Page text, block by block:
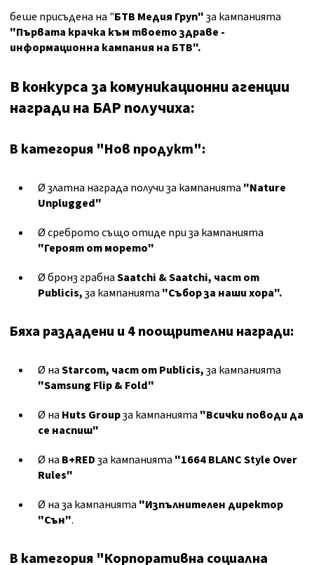
беше присъдена на "БТВ Медия Груп"за кампанията
"Първата крачка към твоето здраве -
информационна кампания на БТВ".
В конкурса за комуникационни агенции
награди на БАР получиха:
В категория "Нов продукт":
Ø златна награда получиза кампанията"Nature
Unplugged"
Ø среброто също отиде приза кампанията
"Героят от морето"
Ø бронз грабнаSaatchi & Saatchi, част от
Publicis,за кампанията"Събор за наши хора".
Бяха раздадени и 4 поощрителни награди:
Ø наStarcom, част от Publicis,за кампанията
"Samsung Flip & Fold"
Ø наHuts Groupза кампанията"Всички поводи да
се наспиш"
Ø наB+REDза кампанията"1664 BLANC Style Over
Rules"
Ø наза кампанията"Изпълнителен директор
"Сън".
В категория "Корпоративна социална